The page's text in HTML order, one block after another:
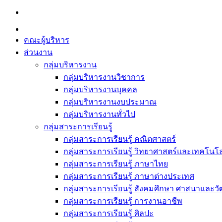
Skip
content
คณะผู้บริหาร
ส่วนงาน
กลุ่มบริหารงาน
กลุ่มบริหารงานวิชาการ
กลุ่มบริหารงานบุคคล
กลุ่มบริหารงานงบประมาณ
กลุ่มบริหารงานทั่วไป
กลุ่มสาระการเรียนรู้
กลุ่มสาระการเรียนรู้ คณิตศาสตร์
กลุ่มสาระการเรียนรู้ วิทยาศาสตร์และเทคโนโ
กลุ่มสาระการเรียนรู้ ภาษาไทย
กลุ่มสาระการเรียนรู้ ภาษาต่างประเทศ
กลุ่มสาระการเรียนรู้ สังคมศึกษา ศาสนาและ
กลุ่มสาระการเรียนรู้ การงานอาชีพ
กลุ่มสาระการเรียนรู้ ศิลปะ